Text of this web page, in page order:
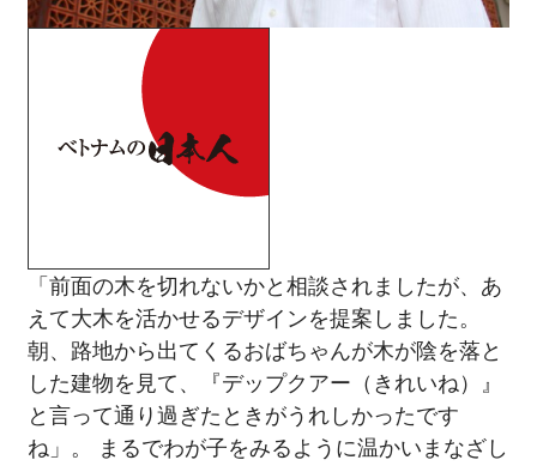
「前面の木を切れないかと相談されましたが、あ
えて大木を活かせるデザインを提案しました。
朝、路地から出てくるおばちゃんが木が陰を落と
した建物を見て、『デップクアー（きれいね）』
と言って通り過ぎたときがうれしかったです
ね」。 まるでわが子をみるように温かいまなざし